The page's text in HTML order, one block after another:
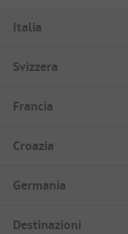
Italia
Svizzera
Francia
Croazia
Germania
Destinazioni